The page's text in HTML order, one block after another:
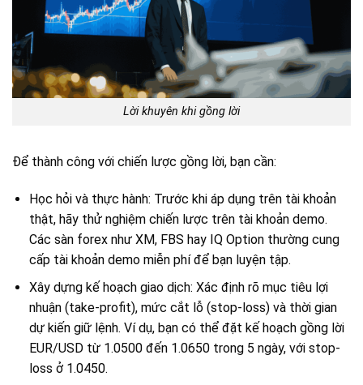
Lời khuyên khi gồng lời
Để thành công với chiến lược gồng lời, bạn cần:
Học hỏi và thực hành: Trước khi áp dụng trên tài khoản
thật, hãy thử nghiệm chiến lược trên tài khoản demo.
Các sàn forex như XM, FBS hay IQ Option thường cung
cấp tài khoản demo miễn phí để bạn luyện tập.
Xây dựng kế hoạch giao dịch: Xác định rõ mục tiêu lợi
nhuận (take-profit), mức cắt lỗ (stop-loss) và thời gian
dự kiến giữ lệnh. Ví dụ, bạn có thể đặt kế hoạch gồng lời
EUR/USD từ 1.0500 đến 1.0650 trong 5 ngày, với stop-
loss ở 1.0450.